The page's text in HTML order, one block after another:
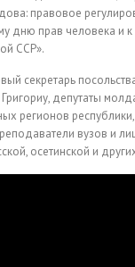
правовое
дню прав человека и
ССР».
секретарь
депутаты
регионов
вузов и
осетинской и